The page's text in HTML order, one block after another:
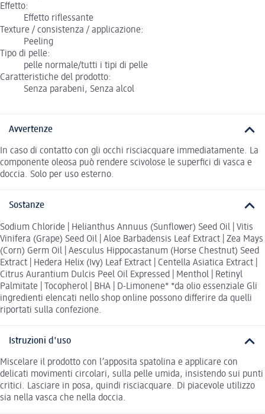
Effetto:
Effetto riflessante
Texture / consistenza / applicazione:
Peeling
Tipo di pelle:
pelle normale/tutti i tipi di pelle
Caratteristiche del prodotto:
Senza parabeni, Senza alcol
Avvertenze
In caso di contatto con gli occhi risciacquare immediatamente. La
componente oleosa può rendere scivolose le superfici di vasca e
doccia. Solo per uso esterno.
Sostanze
Sodium Chloride | Helianthus Annuus (Sunflower) Seed Oil | Vitis
Vinifera (Grape) Seed Oil | Aloe Barbadensis Leaf Extract | Zea Mays
(Corn) Germ Oil | Aesculus Hippocastanum (Horse Chestnut) Seed
Extract | Hedera Helix (Ivy) Leaf Extract | Centella Asiatica Extract |
Citrus Aurantium Dulcis Peel Oil Expressed | Menthol | Retinyl
Palmitate | Tocopherol | BHA | D-Limonene* *da olio essenziale Gli
ingredienti elencati nello shop online possono differire da quelli
riportati sulla confezione.
Istruzioni d'uso
Miscelare il prodotto con l’apposita spatolina e applicare con
delicati movimenti circolari, sulla pelle umida, insistendo sui punti
critici. Lasciare in posa, quindi risciacquare. Di piacevole utilizzo
sia nella vasca che nella doccia.